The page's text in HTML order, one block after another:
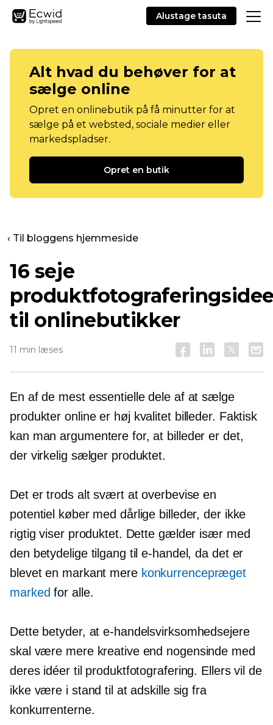
Alustage tasuta
Alt hvad du behøver for at
sælge online
Opret en onlinebutik på få minutter for at
sælge på et websted, sociale medier eller
markedspladser.
Opret en butik
‹ Til bloggens hjemmeside
16 seje
til onlinebutikker
11 min læses
En af de mest essentielle dele af at sælge
produkter online er høj kvalitetbilleder. Faktisk
kan man argumentere for, at billeder er det,
der virkelig sælger produktet.
Det er trods alt svært at overbevise en
potentiel køber med dårlige billeder, der ikke
rigtig viser produktet. Dette gælder især med
den betydelige tilgang til e-handel, da det er
blevet en markant mere konkurrencepræget
marked for alle.
Dette betyder, at e-handelsvirksomhedsejere
skal være mere kreative end nogensinde med
deres idéer til produktfotografering. Ellers vil de
ikke være i stand til at adskille sig fra
konkurrenterne.